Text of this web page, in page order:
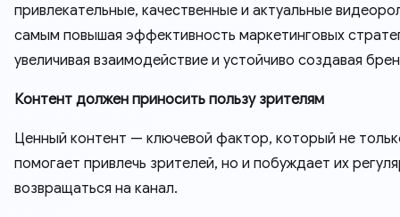
привлекательные, качественные и актуальные
самым повышая эффективность маркетинговых
увеличивая взаимодействие и устойчиво создавая
Контент должен приносить пользу зрителям
Ценный контент — ключевой фактор, который не
помогает привлечь зрителей, но и побуждает их
возвращаться на канал.